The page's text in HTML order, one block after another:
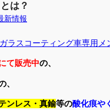
は？
新情報
て販売中の、
、
ンレス・真鍮等の酸化痕や